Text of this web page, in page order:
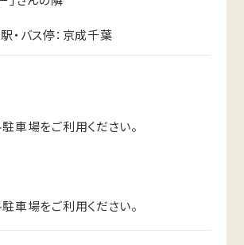
・バス停：京成千葉
車場をご利用ください。
車場をご利用ください。